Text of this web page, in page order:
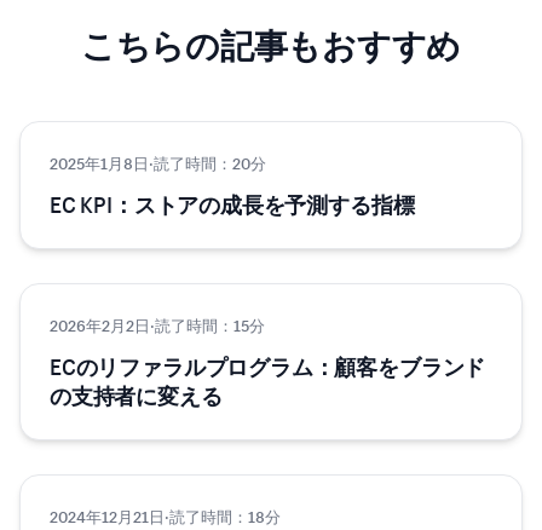
こちらの記事もおすすめ
グロース
2025年1月8日·読了時間：20分
EC KPI：ストアの成長を予測する指標
グロース
2026年2月2日·読了時間：15分
ECのリファラルプログラム：顧客をブランド
の支持者に変える
グロース
2024年12月21日·読了時間：18分